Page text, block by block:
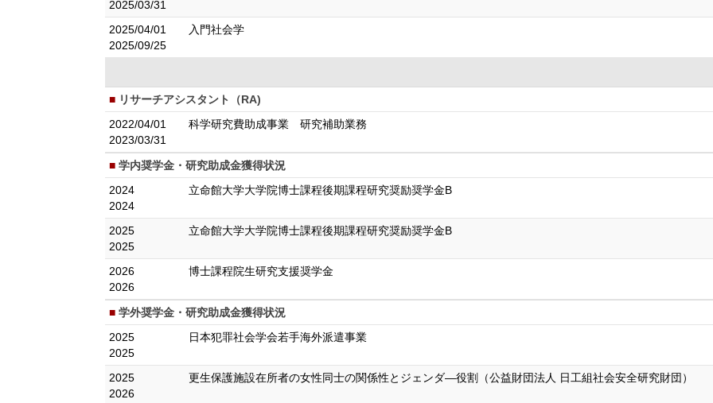
2025/03/31
2025/04/01
2025/09/25
入門社会学
リサーチアシスタント（RA)
2022/04/01
2023/03/31
科学研究費助成事業 研究補助業務
学内奨学金・研究助成金獲得状況
2024
2024
立命館大学大学院博士課程後期課程研究奨励奨学金B
2025
2025
立命館大学大学院博士課程後期課程研究奨励奨学金B
2026
2026
博士課程院生研究支援奨学金
学外奨学金・研究助成金獲得状況
2025
2025
日本犯罪社会学会若手海外派遣事業
2025
2026
更生保護施設在所者の女性同士の関係性とジェンダ―役割（公益財団法人 日工組社会安全研究財団）